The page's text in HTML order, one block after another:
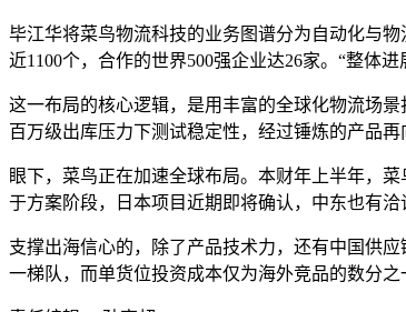
毕江华将菜鸟物流科技的业务图谱分为自动化与
近1100个，合作的世界500强企业达26家。“整体
这一布局的核心逻辑，是用丰富的全球化物流场
百万级出库压力下测试稳定性，经过锤炼的产品
眼下，菜鸟正在加速全球布局。本财年上半年，
于方案阶段，日本项目近期即将确认，中东也有
支撑出海信心的，除了产品技术力，还有中国供
一梯队，而单货位投资成本仅为海外竞品的数分